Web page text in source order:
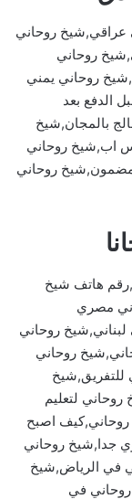
روحاني
روحاني
روحاني يمني
الدفع بعد
بالمجان,شيخ
اب,شيخ روحاني
روحاني
هاتف شيخ
مصري
روحاني
روحاني
للتفريق,شيخ
لتعليم
روحاني,كيف اصبح
جدا,شيخ روحاني
في الرياض,شيخ
في